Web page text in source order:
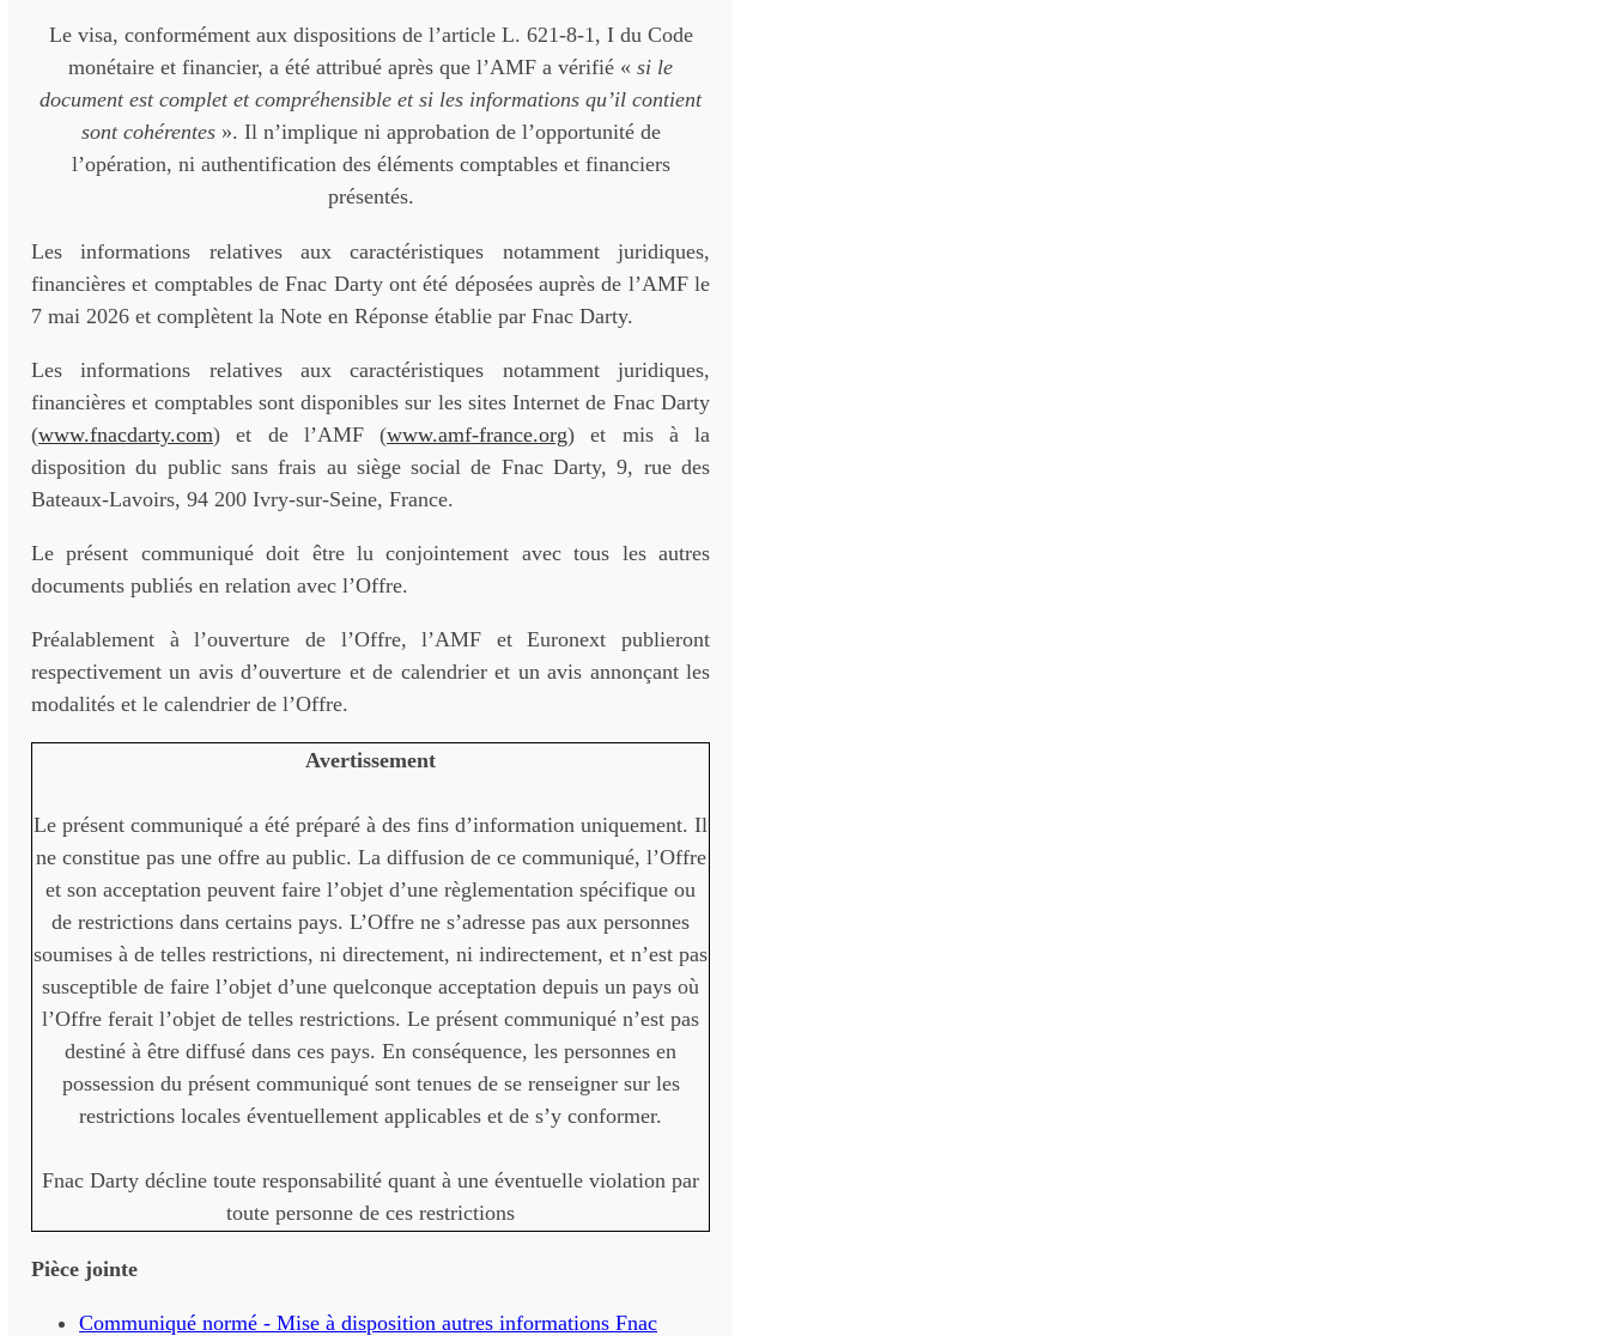
Le visa, conformément aux dispositions de l’article L. 621-8-1, I du Code
monétaire et financier, a été attribué après que l’AMF a vérifié « si le
document est complet et compréhensible et si les informations qu’il contient
sont cohérentes». Il n’implique ni approbation de l’opportunité de
l’opération, ni authentification des éléments comptables et financiers
présentés.
Les informations relatives aux caractéristiques notamment juridiques,
financières et comptables de Fnac Darty ont été déposées auprès de l’AMF le
7 mai 2026 et complètent la Note en Réponse établie par Fnac Darty.
Les informations relatives aux caractéristiques notamment juridiques,
financières et comptables sont disponibles sur les sites Internet de Fnac Darty
(www.fnacdarty.com) et de l’AMF (www.amf-france.org) et mis à la
disposition du public sans frais au siège social de Fnac Darty, 9, rue des
Bateaux-Lavoirs, 94 200 Ivry-sur-Seine, France.
Le présent communiqué doit être lu conjointement avec tous les autres
documents publiés en relation avec l’Offre.
Préalablement à l’ouverture de l’Offre, l’AMF et Euronext publieront
respectivement un avis d’ouverture et de calendrier et un avis annonçant les
modalités et le calendrier de l’Offre.
Avertissement
Le présent communiqué a été préparé à des fins d’information uniquement. Il
ne constitue pas une offre au public. La diffusion de ce communiqué, l’Offre
et son acceptation peuvent faire l’objet d’une règlementation spécifique ou
de restrictions dans certains pays. L’Offre ne s’adresse pas aux personnes
soumises à de telles restrictions, ni directement, ni indirectement, et n’est pas
susceptible de faire l’objet d’une quelconque acceptation depuis un pays où
l’Offre ferait l’objet de telles restrictions. Le présent communiqué n’est pas
destiné à être diffusé dans ces pays. En conséquence, les personnes en
possession du présent communiqué sont tenues de se renseigner sur les
restrictions locales éventuellement applicables et de s’y conformer.
Fnac Darty décline toute responsabilité quant à une éventuelle violation par
toute personne de ces restrictions
Pièce jointe
Communiqué normé - Mise à disposition autres informations Fnac